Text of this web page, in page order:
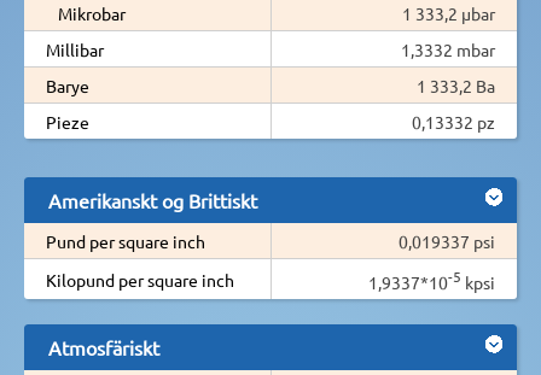
Mikrobar
1 333,2 µbar
Millibar
1,3332 mbar
Barye
1 333,2 Ba
Pieze
0,13332 pz
Amerikanskt og Brittiskt
Pund per square inch
0,019337 psi
Kilopund per square inch
1,9337*10-5 kpsi
Atmosfäriskt